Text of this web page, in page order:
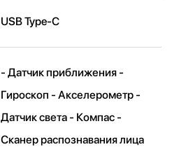
USB Type-C
- Датчик приближения -
Гироскоп - Акселерометр -
Датчик света - Компас -
Сканер распознавания лица